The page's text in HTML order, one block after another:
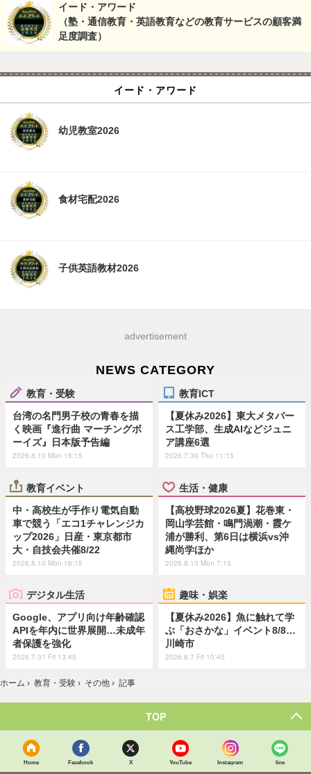
イード・アワード
（塾・通信教育・英語教育などの教育サービスの顧客満
足度調査）
イード・アワード
幼児教室2026
食材宅配2026
子供英語教材2026
advertisement
NEWS CATEGORY
教育・受験
台湾の名門男子校の青春を描
く映画『進行曲 マーチングボ
ーイズ』日本版予告編
2026.8.10 Mon 15:15
教育ICT
【夏休み2026】東大メタバー
ス工学部、生成AIなどジュニ
ア講座6選
2026.7.30 Thu 11:15
教育イベント
中・高校生が手作り電気自動
車で競う「エコ1チャレンジカ
ップ2026」日産・東京都市
大・自技会共催8/22
2026.8.10 Mon 16:15
生活・健康
【高校野球2026夏】花巻東・
岡山学芸館・鳴門渦潮・霞ケ
浦が勝利、第6日は横浜vs沖
縄尚学ほか
2026.8.10 Mon 7:15
デジタル生活
Google、アプリ向け年齢確認
APIを年内に世界展開…未成年
者保護を強化
2026.7.31 Fri 13:45
趣味・娯楽
【夏休み2026】魚に触れて学
ぶ「おさかな」イベント8/8…
川崎市
2026.8.7 Fri 10:45
ホーム › 教育・受験 › その他 › 記事
TOP
Home Facebook X YouTube Instagram line